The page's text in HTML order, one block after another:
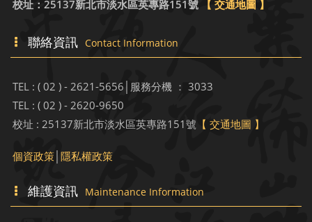
校址：25137新北市淡水區英專路151號 【 交通地圖 】
聯絡資訊 Contact Information
TEL : ( 02 ) - 2621-5656│服務分機 ： 3033
TEL : ( 02 ) - 2620-9650
校址 : 25137新北市淡水區英專路151號 【 交通地圖 】
個資政策│ 隱私權政策
維護資訊 Maintenance Information